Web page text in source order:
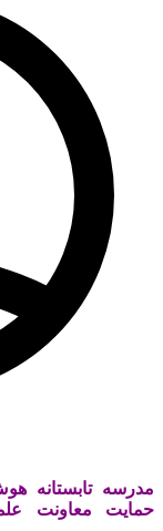
حمایت معاونت